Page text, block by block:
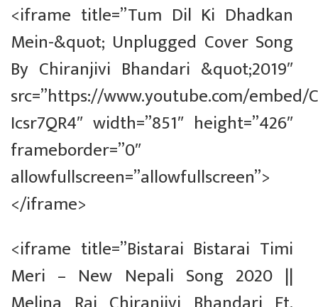
<iframe title=”Tum Dil Ki Dhadkan
Mein-&quot; Unplugged Cover Song
By Chiranjivi Bhandari &quot;2019″
src=”https://www.youtube.com/embed/
Icsr7QR4″ width=”851″ height=”426″
frameborder=”0″
allowfullscreen=”allowfullscreen”>
</iframe>
<iframe title=”Bistarai Bistarai Timi
Meri – New Nepali Song 2020 ||